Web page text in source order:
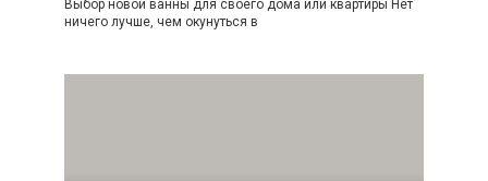
Выбор новой ванны для своего дома или квартиры Нет
ничего лучше, чем окунуться в